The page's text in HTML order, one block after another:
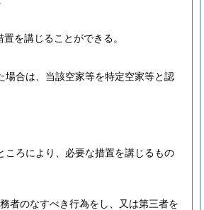
を講じることができる。
場合は、当該空家等を特定空家等と認
ろにより、必要な措置を講じるもの
者のなすべき行為をし、又は第三者を